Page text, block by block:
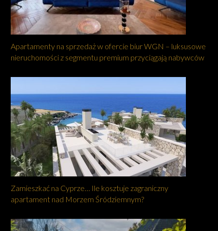
Apartamenty na sprzedaż w ofercie biur WGN – luksusowe
nieruchomości z segmentu premium przyciągają nabywców
Zamieszkać na Cyprze… Ile kosztuje zagraniczny
apartament nad Morzem Śródziemnym?